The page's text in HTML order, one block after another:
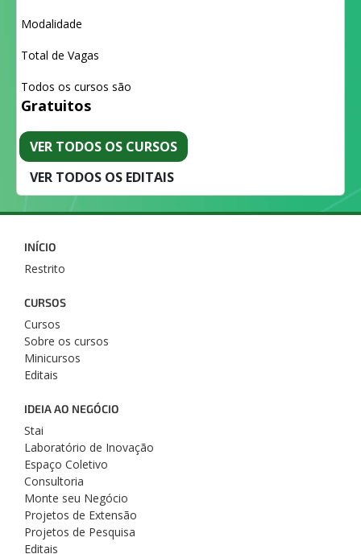
Modalidade
Total de Vagas
Todos os cursos são
Gratuitos
VER TODOS OS CURSOS
VER TODOS OS EDITAIS
INÍCIO
Restrito
CURSOS
Cursos
Sobre os cursos
Minicursos
Editais
IDEIA AO NEGÓCIO
Stai
Laboratório de Inovação
Espaço Coletivo
Consultoria
Monte seu Negócio
Projetos de Extensão
Projetos de Pesquisa
Editais